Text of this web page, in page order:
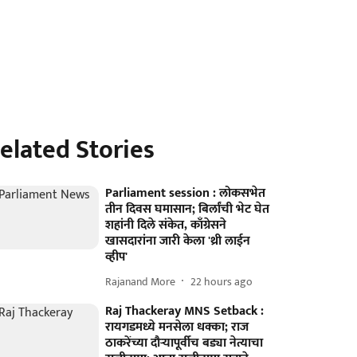
Stories
Parliament session : लोकसभेत
तीन दिवस घमासान; बिर्लांची भेट घेत
शहांनी दिले संकेत, काँग्रेसने
खासदारांना जारी केला 'थ्री लाईन
व्हीप'
Rajanand More 22 hours ago
Raj Thackeray MNS Setback :
रायगडमध्ये मनसेला धक्का; राज
ठाकरेंच्या दौऱ्यापूर्वीच बड्या नेत्याचा